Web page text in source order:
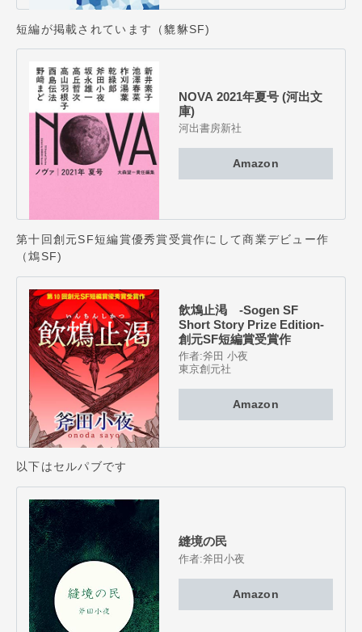
短編が掲載されています（貔貅SF)
NOVA 2021年夏号 (河出文
庫)
河出書房新社
Amazon
第十回創元SF短編賞優秀賞受賞作にして商業デビュー作
（鴆SF)
飲鴆止渇 -Sogen SF
Short Story Prize Edition-
創元SF短編賞受賞作
作者:斧田 小夜
東京創元社
Amazon
以下はセルパブです
縫境の民
作者:斧田小夜
Amazon